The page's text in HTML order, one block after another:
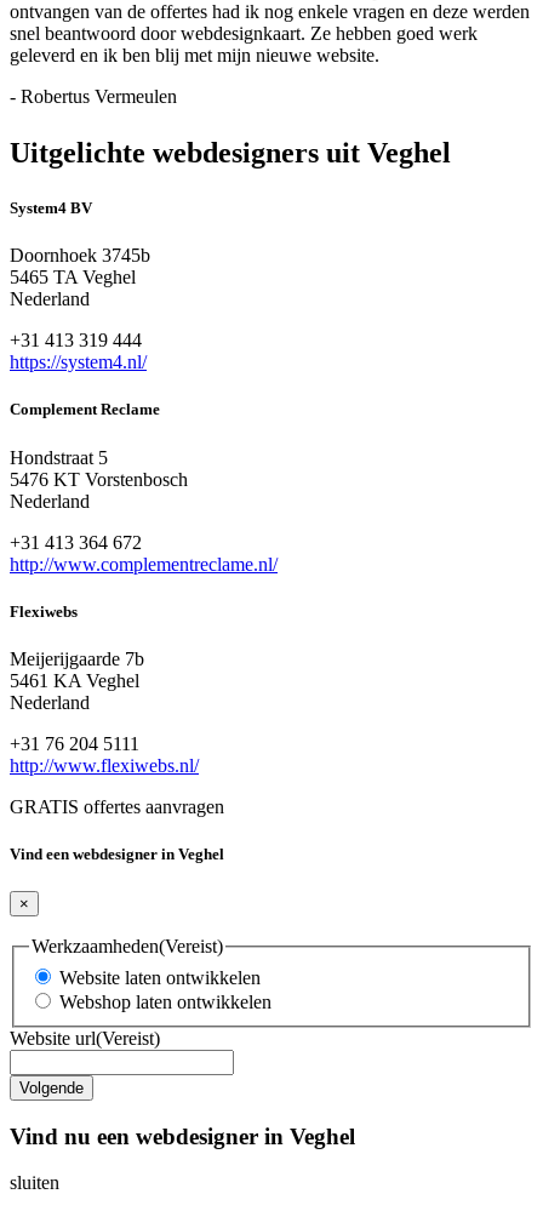
ontvangen van de offertes had ik nog enkele vragen en deze werden
snel beantwoord door webdesignkaart. Ze hebben goed werk
geleverd en ik ben blij met mijn nieuwe website.
- Robertus Vermeulen
Uitgelichte webdesigners uit Veghel
System4 BV
Doornhoek 3745b
5465 TA Veghel
Nederland
+31 413 319 444
https://system4.nl/
Complement Reclame
Hondstraat 5
5476 KT Vorstenbosch
Nederland
+31 413 364 672
http://www.complementreclame.nl/
Flexiwebs
Meijerijgaarde 7b
5461 KA Veghel
Nederland
+31 76 204 5111
http://www.flexiwebs.nl/
GRATIS offertes aanvragen
Vind een webdesigner in Veghel
×
Werkzaamheden(Vereist)
Website laten ontwikkelen
Webshop laten ontwikkelen
Website url(Vereist)
Vind nu een webdesigner in Veghel
sluiten